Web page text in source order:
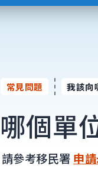
常見問題 我該向
個單
參考移民署 申